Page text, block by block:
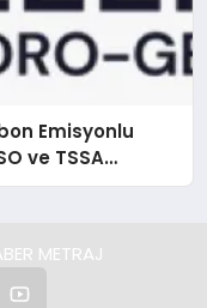
Emisyonlu
ve TSSA
METRAJ